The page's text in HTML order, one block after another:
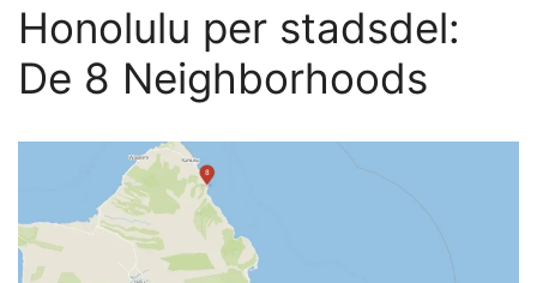
Honolulu per stadsdel:
De 8 Neighborhoods